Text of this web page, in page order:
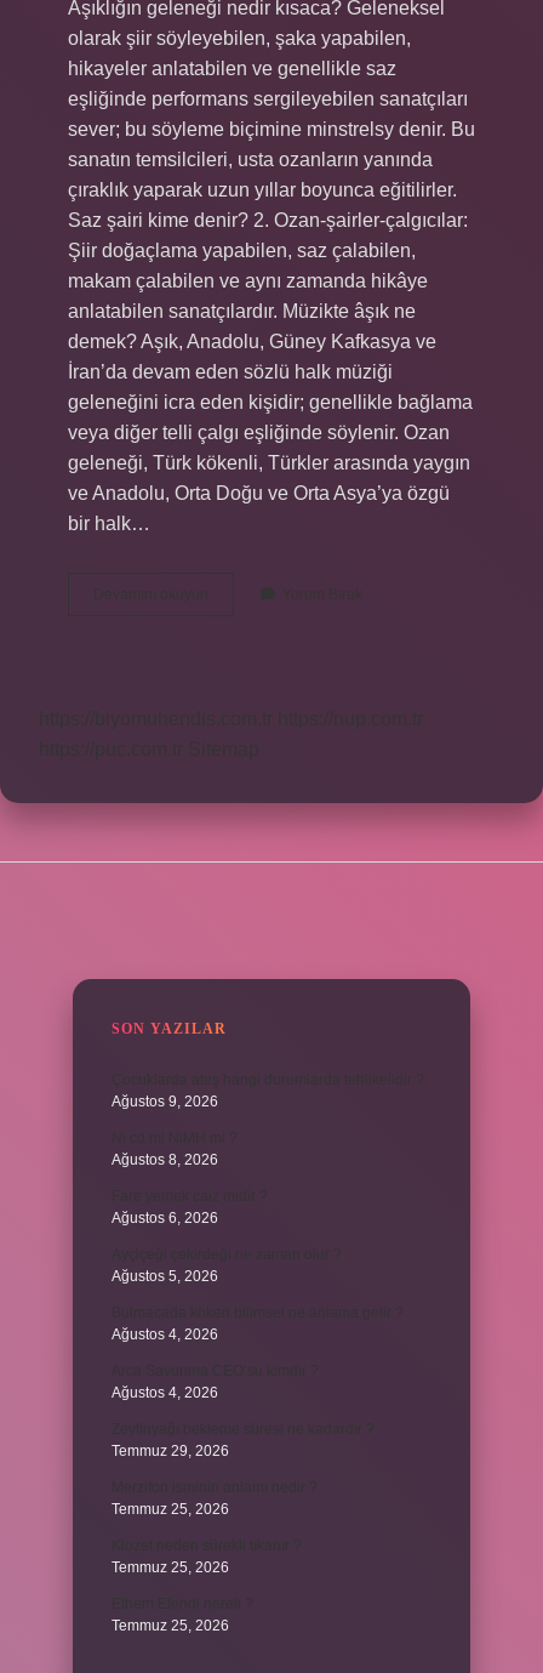
Aşıklığın geleneği nedir kısaca? Geleneksel
olarak şiir söyleyebilen, şaka yapabilen,
hikayeler anlatabilen ve genellikle saz
eşliğinde performans sergileyebilen sanatçıları
sever; bu söyleme biçimine minstrelsy denir. Bu
sanatın temsilcileri, usta ozanların yanında
çıraklık yaparak uzun yıllar boyunca eğitilirler.
Saz şairi kime denir? 2. Ozan-şairler-çalgıcılar:
Şiir doğaçlama yapabilen, saz çalabilen,
makam çalabilen ve aynı zamanda hikâye
anlatabilen sanatçılardır. Müzikte âşık ne
demek? Aşık, Anadolu, Güney Kafkasya ve
İran’da devam eden sözlü halk müziği
geleneğini icra eden kişidir; genellikle bağlama
veya diğer telli çalgı eşliğinde söylenir. Ozan
geleneği, Türk kökenli, Türkler arasında yaygın
ve Anadolu, Orta Doğu ve Orta Asya’ya özgü
bir halk…
https://nup.com.tr
SON YAZILAR
Ağustos 9, 2026
Ağustos 8, 2026
Ağustos 6, 2026
Ağustos 5, 2026
Ağustos 4, 2026
Ağustos 4, 2026
Temmuz 29, 2026
Temmuz 25, 2026
Temmuz 25, 2026
Temmuz 25, 2026